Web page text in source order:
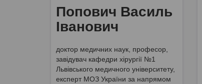
Попович Василь
Іванович
доктор медичних наук, професор,
завідувач кафедри хірургії №1
Львівського медичного університету,
експерт МОЗ України за напрямом